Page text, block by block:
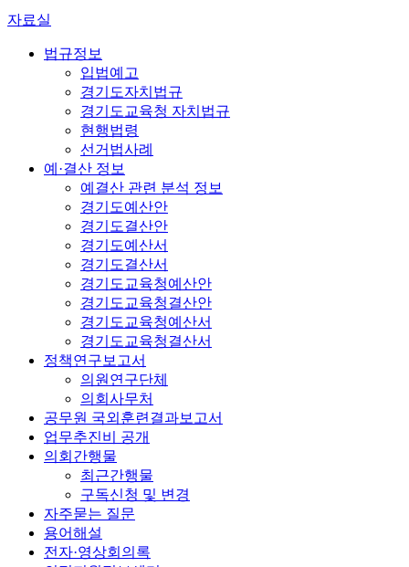
자료실
법규정보
입법예고
경기도자치법규
경기도교육청 자치법규
현행법령
선거법사례
예·결산 정보
예결산 관련 분석 정보
경기도예산안
경기도결산안
경기도예산서
경기도결산서
경기도교육청예산안
경기도교육청결산안
경기도교육청예산서
경기도교육청결산서
정책연구보고서
의원연구단체
의회사무처
공무원 국외훈련결과보고서
업무추진비 공개
의회간행물
최근간행물
구독신청 및 변경
자주묻는 질문
용어해설
전자·영상회의록